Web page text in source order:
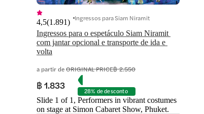
Ingressos para o espetáculo Siam Niramit
com jantar opcional e transporte de ida e
volta
4,5(1.891) Ingressos para Siam Niramit
a partir deORIGINAL PRICE฿ 2.550
฿ 1.833 28% de desconto
Slide 1 of 1, Performers in vibrant costumes
on stage at Simon Cabaret Show, Phuket.